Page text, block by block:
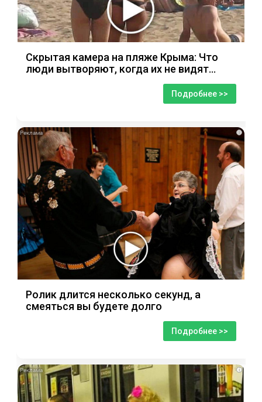
Скрытая камера на пляже Крыма: Что
люди вытворяют, когда их не видят...
Подробнее >>
i
Ролик длится несколько секунд, а
смеяться вы будете долго
Подробнее >>
i